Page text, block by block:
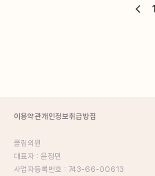
1
이용약관개인정보취급방침
클림의원
대표자 : 윤정민
사업자등록번호 : 743-66-00613